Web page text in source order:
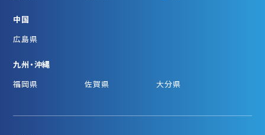
中国
広島県
九州・沖縄
福岡県
佐賀県 大分県